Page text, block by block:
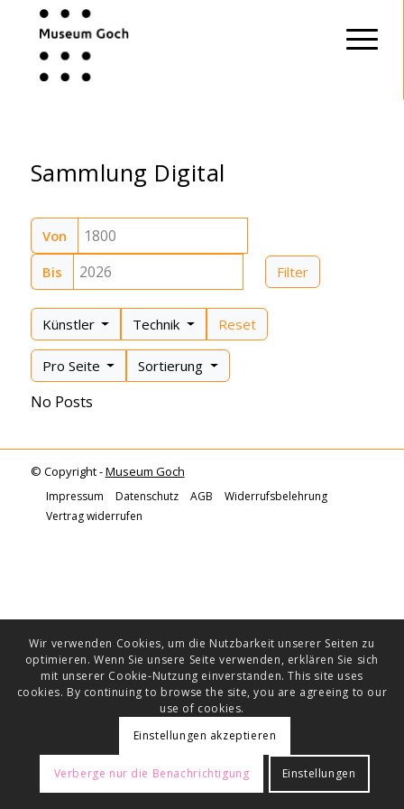
Sammlung Digital
Von
Bis
Filter
Künstler Technik Reset
Pro Seite Sortierung
No Posts
© Copyright -Museum Goch
Impressum Datenschutz AGB
Widerrufsbelehrung
Vertrag widerrufen
Wir verwenden Cookies, um die Nutzbarkeit unserer Seiten zu
optimieren. Wenn Sie unsere Seite verwenden, erklären Sie sich
mit unserer Cookie-Nutzung einverstanden. This site uses
cookies. By continuing to browse the site, you are agreeing to our
use of cookies.
Einstellungen akzeptieren
Verberge nur die Benachrichtigung Einstellungen